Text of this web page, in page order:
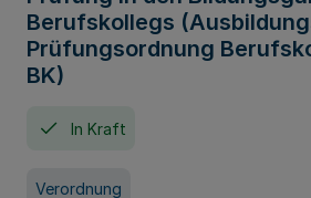
Berufskollegs
Prüfungsordnung
BK)
In Kraft
Verordnung